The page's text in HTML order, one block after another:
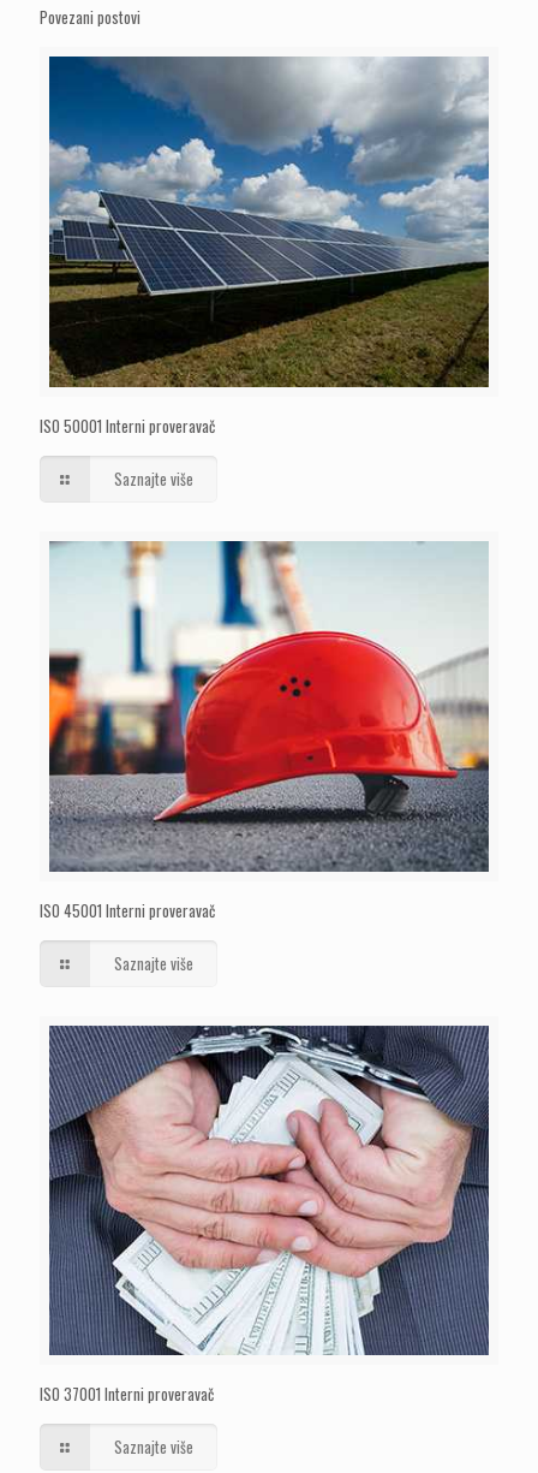
Povezani postovi
ISO 50001 Interni proveravač
Saznajte više
ISO 45001 Interni proveravač
Saznajte više
ISO 37001 Interni proveravač
Saznajte više